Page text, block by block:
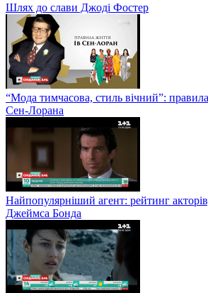
Шлях до слави Джоді Фостер
“Мода тимчасова, стиль вічний”:
Сен-Лорана
Найпопулярніший агент: рейтинг
Джеймса Бонда